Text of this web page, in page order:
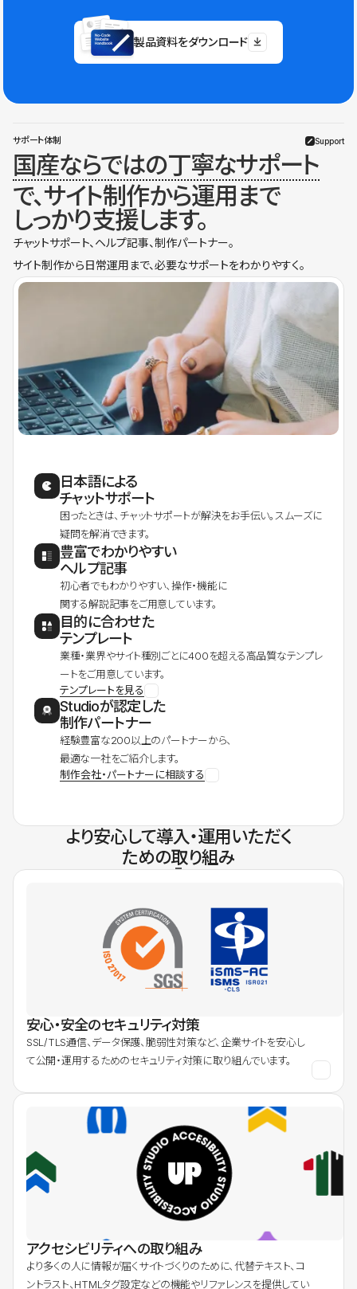
製品資料をダウンロード
サポート体制 Support
国産ならではの丁寧なサポート
で、サイト制作から運用まで
しっかり支援します。
チャットサポート、ヘルプ記事、制作パートナー。
サイト制作から日常運用まで、必要なサポートをわかりやすく。
日本語による
チャットサポート
困ったときは、チャットサポートが解決をお手伝い。スムーズに
疑問を解消できます。
豊富でわかりやすい
ヘルプ記事
初心者でもわかりやすい、操作・機能に
関する解説記事をご用意しています。
目的に合わせた
テンプレート
業種・業界やサイト種別ごとに400を超える高品質なテンプレ
ートをご用意しています。
テンプレートを見る
Studioが認定した
制作パートナー
経験豊富な200以上のパートナーから、
最適な一社をご紹介します。
制作会社・パートナーに相談する
より安心して導入・運用いただく
ための取り組み
安心・安全のセキュリティ対策
SSL/TLS通信、データ保護、脆弱性対策など、企業サイトを安心し
て公開・運用するためのセキュリティ対策に取り組んでいます。
アクセシビリティへの取り組み
より多くの人に情報が届くサイトづくりのために、代替テキスト、コ
ントラスト、HTMLタグ設定などの機能やリファレンスを提供してい